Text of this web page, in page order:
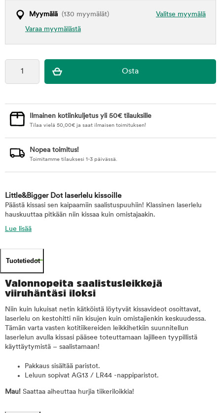
Valitse myymälä
Myymälä (130 myymälät)
Varaa myymälästä
Ilmainen kotiinkuljetus yli 50€ tilauksille
Tilaa vielä 50,00€ ja saat ilmaisen toimituksen!
Nopea toimitus!
Toimitamme tilauksesi 1-3 päivässä.
Little&Bigger Dot laserlelu kissoille
Päästä kissasi sen kaipaamiin saalistuspuuhiin! Klassinen laserlelu
hauskuuttaa pitkään niin kissaa kuin omistajaakin.
Lue lisää
Tuotetiedot
Valonnopeita saalistusleikkejä
viiruhäntäsi iloksi
Niin kuin lukuisat netin kätköistä löytyvät kissavideot osoittavat,
laserlelu on kestohitti niin kisujen kuin omistajienkin keskuudessa.
Tämän varta vasten kotitiikereiden leikkihetkiin suunnitellun
laserlelun avulla kissasi pääsee toteuttamaan lajilleen tyypillistä
käyttäytymistä – saalistamaan!
Pakkaus sisältää paristot.
Leluun sopivat AG13 / LR44 -nappiparistot.
Mau! Saattaa aiheuttaa hurjia tiikeriloikkia!